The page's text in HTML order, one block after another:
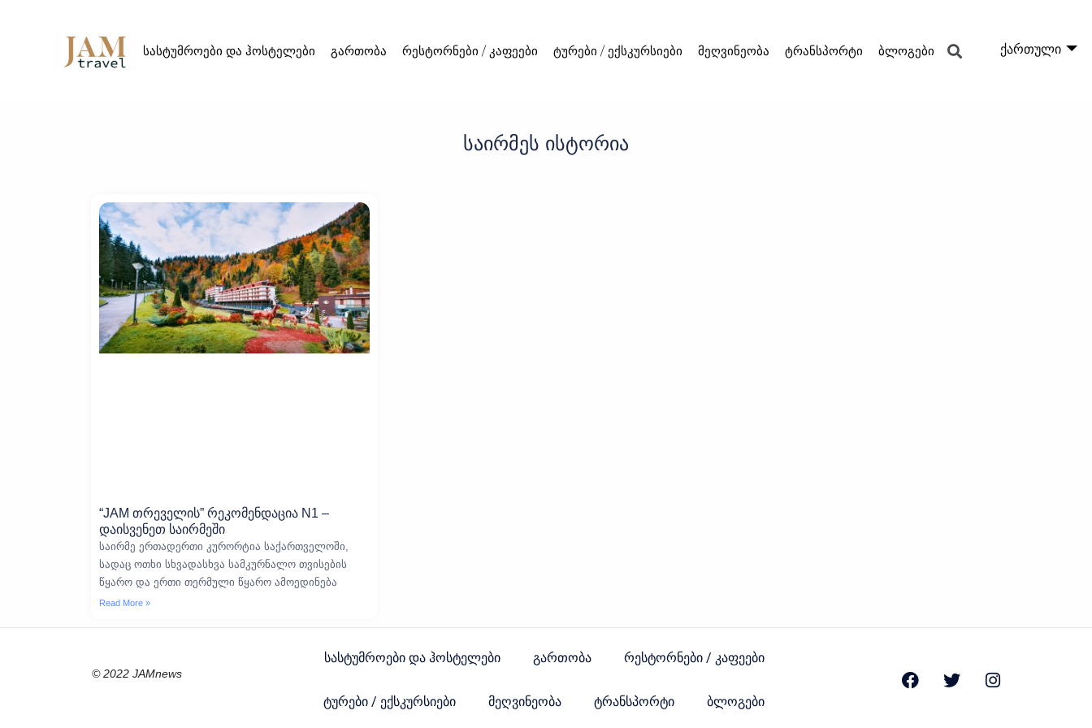
სასტუმროები და ჰოსტელები გართობა რესტორნები / კაფეები ტურები / ექსკურსიები მეღვინეობა ტრანსპორტი ბლოგები ქართული
საირმეს ისტორია
“JAM თრეველის” რეკომენდაცია N1 –
დაისვენეთ საირმეში
საირმე ერთადერთი კურორტია საქართველოში,
სადაც ოთხი სხვადასხვა სამკურნალო თვისების
წყარო და ერთი თერმული წყარო ამოედინება
Read More »
© 2022 JAMnews
სასტუმროები და ჰოსტელები გართობა რესტორნები / კაფეები
ტურები / ექსკურსიები მეღვინეობა ტრანსპორტი ბლოგები